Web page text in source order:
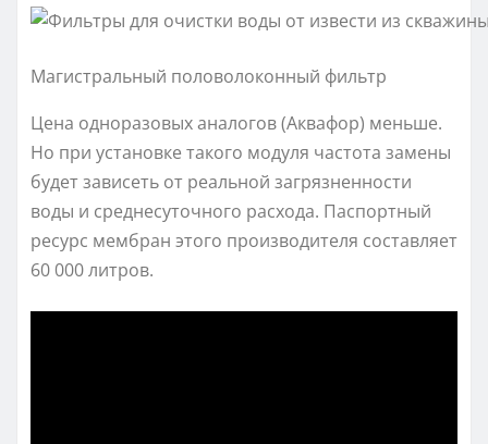
Магистральный половолоконный фильтр
Цена одноразовых аналогов (Аквафор) меньше.
Но при установке такого модуля частота замены
будет зависеть от реальной загрязненности
воды и среднесуточного расхода. Паспортный
ресурс мембран этого производителя составляет
60 000 литров.